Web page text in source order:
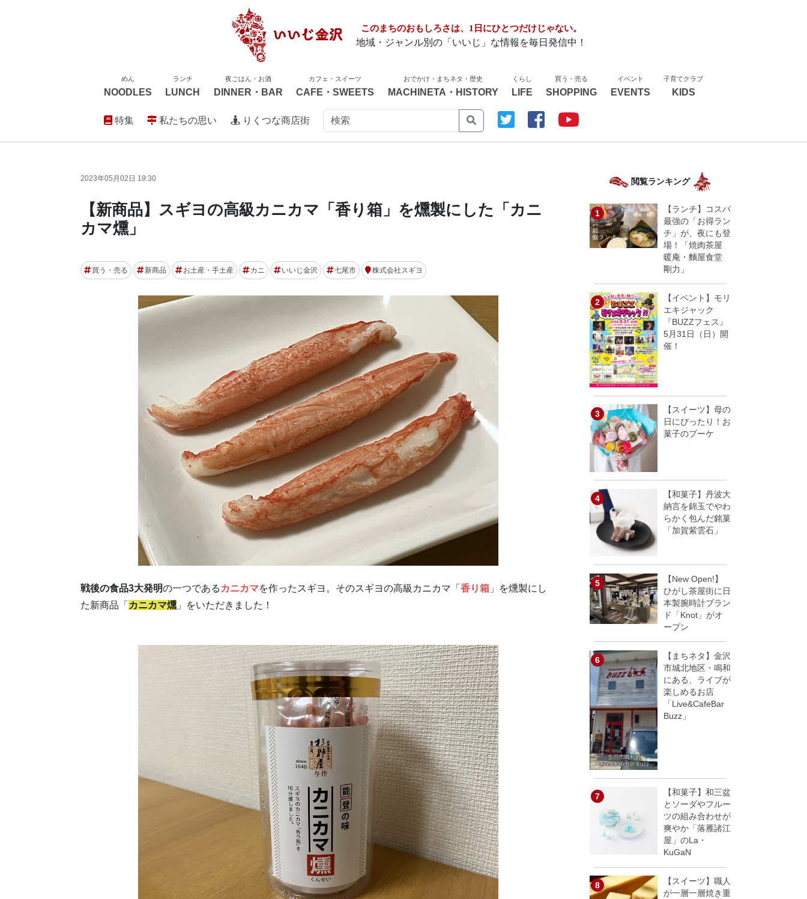
このまちのおもしろさは、1日にひとつだけじゃない。
地域・ジャンル別の「いいじ」な情報を毎日発信中！
めん
NOODLES
ランチ
LUNCH
夜ごはん・お酒
DINNER・BAR
カフェ・スイーツ
CAFE・SWEETS
おでかけ・まちネタ・歴史
MACHINETA・HISTORY
くらし
LIFE
買う・売る
SHOPPING
イベント
EVENTS
子育てクラブ
KIDS
特集 私たちの思い りくつな商店街
2023年05月02日 19:30
【新商品】スギヨの高級カニカマ「香り箱」を燻製にした「カニ
カマ燻」
買う・売る 新商品 お土産・手土産 カニ いいじ金沢 七尾市 株式会社スギヨ
戦後の食品3大発明の一つである カニカマを作ったスギヨ。そのスギヨの高級カニカマ「 香り箱 」を燻製にし
た新商品「 カニカマ燻 」をいただきました！
閲覧ランキング
【ランチ】コスパ
最強の「お得ラン
チ」が、夜にも登
場！「焼肉茶屋
暖庵・麵屋食堂
剛力」
【イベント】モリ
エキジャック
『BUZZフェス』
5月31日（日）開
催！
【スイーツ】母の
日にぴったり！お
菓子のブーケ
【和菓子】丹波大
納言を錦玉でやわ
らかく包んだ銘菓
「加賀紫雲石」
【New Open!】
ひがし茶屋街に日
本製腕時計ブラン
ド「Knot」がオ
ープン
【まちネタ】金沢
市城北地区・鳴和
にある、ライブが
楽しめるお店
「Live&CafeBar
Buzz」
【和菓子】和三盆
とソーダやフルー
ツの組み合わせが
爽やか「落雁諸江
屋」のLa・
KuGaN
【スイーツ】職人
が一層一層焼き重